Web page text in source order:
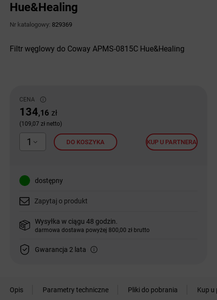
Hue&Healing
Nr katalogowy: 829369
CENA
134,16 zł
(109,07 zł netto)
1 DO KOSZYKA KUP U PARTNERA
dostępny
Zapytaj o produkt
Wysyłka w ciągu 48 godzin.
darmowa dostawa powyżej 800,00 zł brutto
Gwarancja 2 lata
Filtr węglowy do Coway APMS-0815C Hue&Healing
Opis Parametry techniczne Pliki do pobrania Kup u